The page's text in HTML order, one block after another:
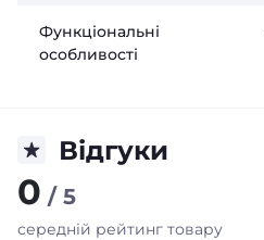
Функціональні
особливості
Відгуки
0 / 5
середній рейтинг товару